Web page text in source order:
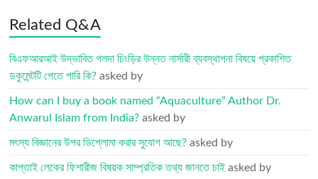
Related Q&A
বিএফআরআই উদ্ভাবিত গলদা চিংড়ির উন্নত নার্সারী ব্যবস্থাপনা বিষয়ে প্রকাশিত
ডকুমেন্টটি পেতে পারি কি? asked by
How can I buy a book named “Aquaculture” Author Dr.
Anwarul Islam from India? asked by
মৎস্য বিজ্ঞানের উপর ডিপ্লোমা করার সুযোগ আছে? asked by
কাপ্তাই লেকের ফিশারীজ বিষয়ক সাম্প্রতিক তথ্য জানতে চাই asked by